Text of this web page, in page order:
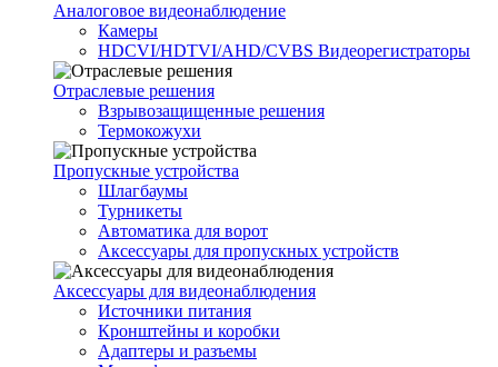
Аналоговое видеонаблюдение
Камеры
HDCVI/HDTVI/AHD/CVBS Видеорегистраторы
Отраслевые решения
Взрывозащищенные решения
Термокожухи
Пропускные устройства
Шлагбаумы
Турникеты
Автоматика для ворот
Аксессуары для пропускных устройств
Аксессуары для видеонаблюдения
Источники питания
Кронштейны и коробки
Адаптеры и разъемы